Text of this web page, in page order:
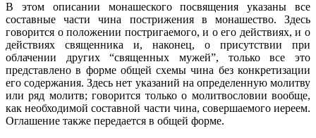
В этом описании монашеского посвящения указаны все
составные части чина пострижения в монашество. Здесь
говорится о положении постригаемого, и о его действиях, и о
действиях священника и, наконец, о присутствии при
облачении других “священных мужей”, только все это
представлено в форме общей схемы чина без конкретизации
его содержания. Здесь нет указаний на определенную молитву
или ряд молитв; говорится только о молитвословии вообще,
как необходимой составной части чина, совершаемого иереем.
Оглашение также передается в общей форме.